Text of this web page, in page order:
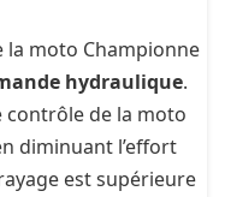
moto Championne
hydraulique.
contrôle de la moto
diminuant l’effort
est supérieure